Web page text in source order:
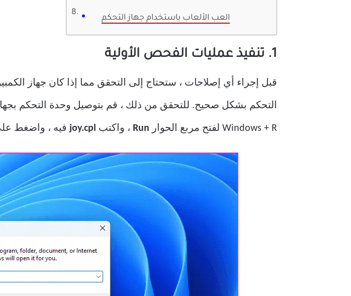
العب الألعاب باستخدام جهاز التحكم
1. تنفيذ عمليات الفحص الأولية
التحكم بشكل صحيح. للتحقق من ذلك ، قم بتوصيل وحدة التحكم
Windows + R لفتح مربع الحوار Run ، واكتب joy.cpl فيه ، واضغط